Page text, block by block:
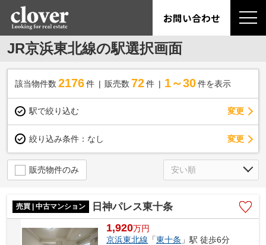
お問い合わせ
JR京浜東北線の駅選択画面
該当物件数 2176件 販売数 72 件 1～30 件を表示
駅で絞り込む 変更
絞り込み条件： なし 変更
販売物件のみ
売買 | 中古マンション 日神パレス東十条
1,920万円
京浜東北線 「東十条 」駅 徒歩6分